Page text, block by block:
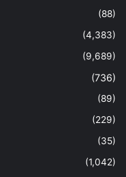
(88)
(4,383)
(9,689)
(736)
(89)
(229)
(35)
(1,042)